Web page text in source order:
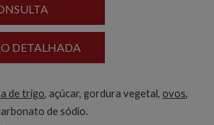
DETALHADA
de trigo, açúcar, gordura vegetal, ovos,
de sódio.